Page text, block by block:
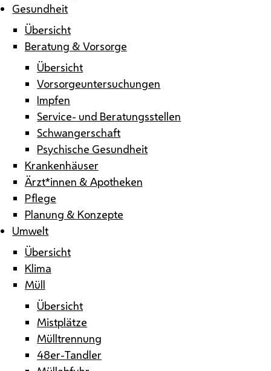
Gesundheit
Übersicht
Beratung & Vorsorge
Übersicht
Vorsorgeuntersuchungen
Impfen
Service- und Beratungsstellen
Schwangerschaft
Psychische Gesundheit
Krankenhäuser
Ärzt*innen & Apotheken
Pflege
Planung & Konzepte
Umwelt
Übersicht
Klima
Müll
Übersicht
Mistplätze
Mülltrennung
48er-Tandler